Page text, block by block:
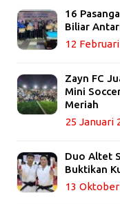
16
Biliar
12
Zayn FC
Mini
Meriah
25 Januari
Duo Altet
Buktikan
13 Oktober